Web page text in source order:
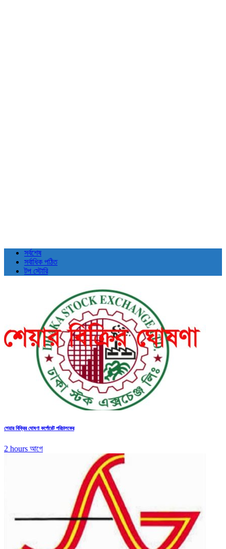
সর্বশেষ
সর্বাধিক পঠিত
টপ স্টোরি
শেয়ার বিক্রির ঘোষণা কর্পোরেট পরিচালকের
2 hours আগে